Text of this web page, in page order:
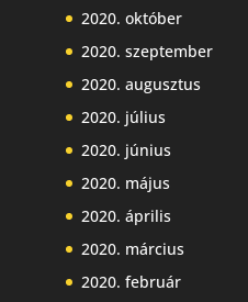
2020. október
2020. szeptember
2020. augusztus
2020. július
2020. június
2020. május
2020. április
2020. március
2020. február